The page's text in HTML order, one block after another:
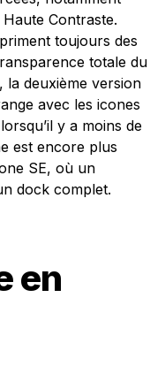
Contraste.
toujours des
totale du
la deuxième version
avec les icones
y a moins de
est encore plus
SE, où un
dock complet.
en